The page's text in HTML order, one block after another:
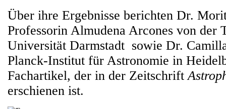
Über ihre Ergebnisse berichten Dr.
Professorin Almudena Arcones von der
Universität Darmstadt sowie Dr.
Planck-Institut für Astronomie in
Fachartikel, der in der Zeitschrift
erschienen ist.